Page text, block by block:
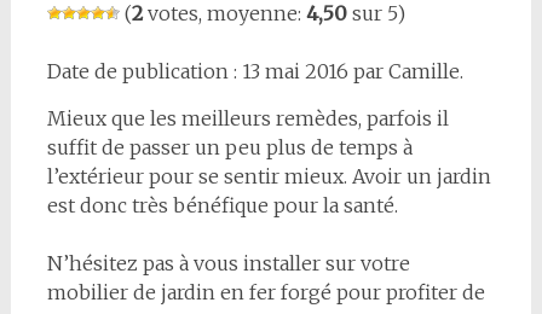
(2votes, moyenne: 4,50sur 5)
Date de publication : 13 mai 2016 par Camille.
Mieux que les meilleurs remèdes, parfois il
suffit de passer un peu plus de temps à
l’extérieur pour se sentir mieux. Avoir un jardin
est donc très bénéfique pour la santé.
N’hésitez pas à vous installer sur votre
mobilier de jardin en fer forgé pour profiter de